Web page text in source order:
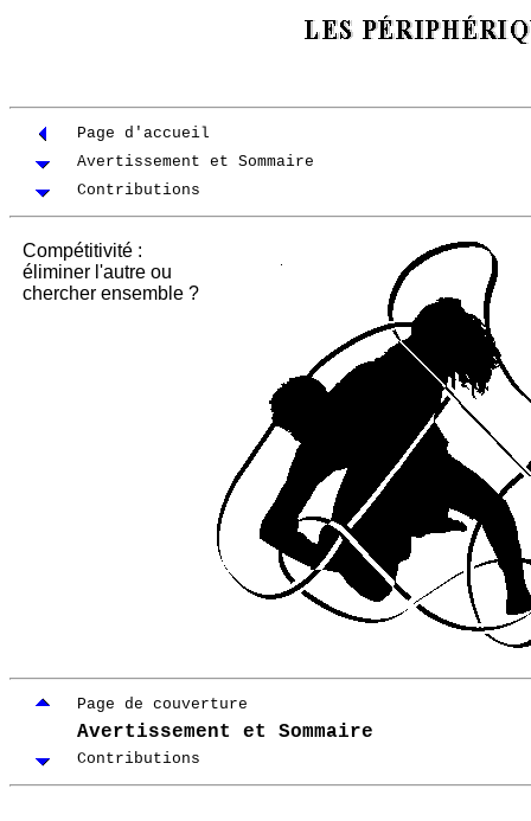
Page d'accueil
Avertissement et Sommaire
Contributions
Compétitivité :
éliminer l'autre ou
chercher ensemble ?
Page de couverture
Avertissement et Sommaire
Contributions